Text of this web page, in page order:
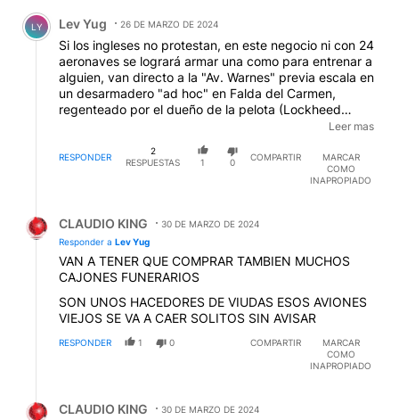
Comentario de Lev Yug.
LY Lev Yug 26 DE MARZO DE 2024
Si los ingleses no protestan, en este negocio ni con 24
aeronaves se logrará armar una como para entrenar a
alguien, van directo a la "Av. Warnes" previa escala en
un desarmadero "ad hoc" en Falda del Carmen,
regenteado por el dueño de la pelota (Lockheed
Martin, que llegó allí con el Turco en los '90s y obtuvo
gratis los planos del Pampa, casualmente, mientras se
deplegaba el "paraguas" sobre la discusión de la
Leer mas
RESPONDER
2
RESPUESTAS
1 0
COMPARTIR
MARCAR
COMO
INAPROPIADO
CLAUDIO KING
30 DE MARZO DE 2024
Responder a Lev Yug
VAN A TENER QUE COMPRAR TAMBIEN MUCHOS
CAJONES FUNERARIOS
SON UNOS HACEDORES DE VIUDAS ESOS AVIONES
VIEJOS SE VA A CAER SOLITOS SIN AVISAR
RESPONDER 1 0 COMPARTIR
MARCAR
COMO
INAPROPIADO
CLAUDIO KING
30 DE MARZO DE 2024